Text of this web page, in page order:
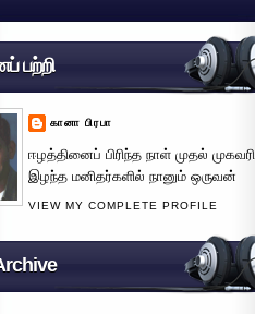
பற்றி
கானா பிரபா
ஈழத்தினைப் பிரிந்த நாள் முதல் முகவரி
இழந்த மனிதர்களில் நானும் ஒருவன்
VIEW MY COMPLETE PROFILE